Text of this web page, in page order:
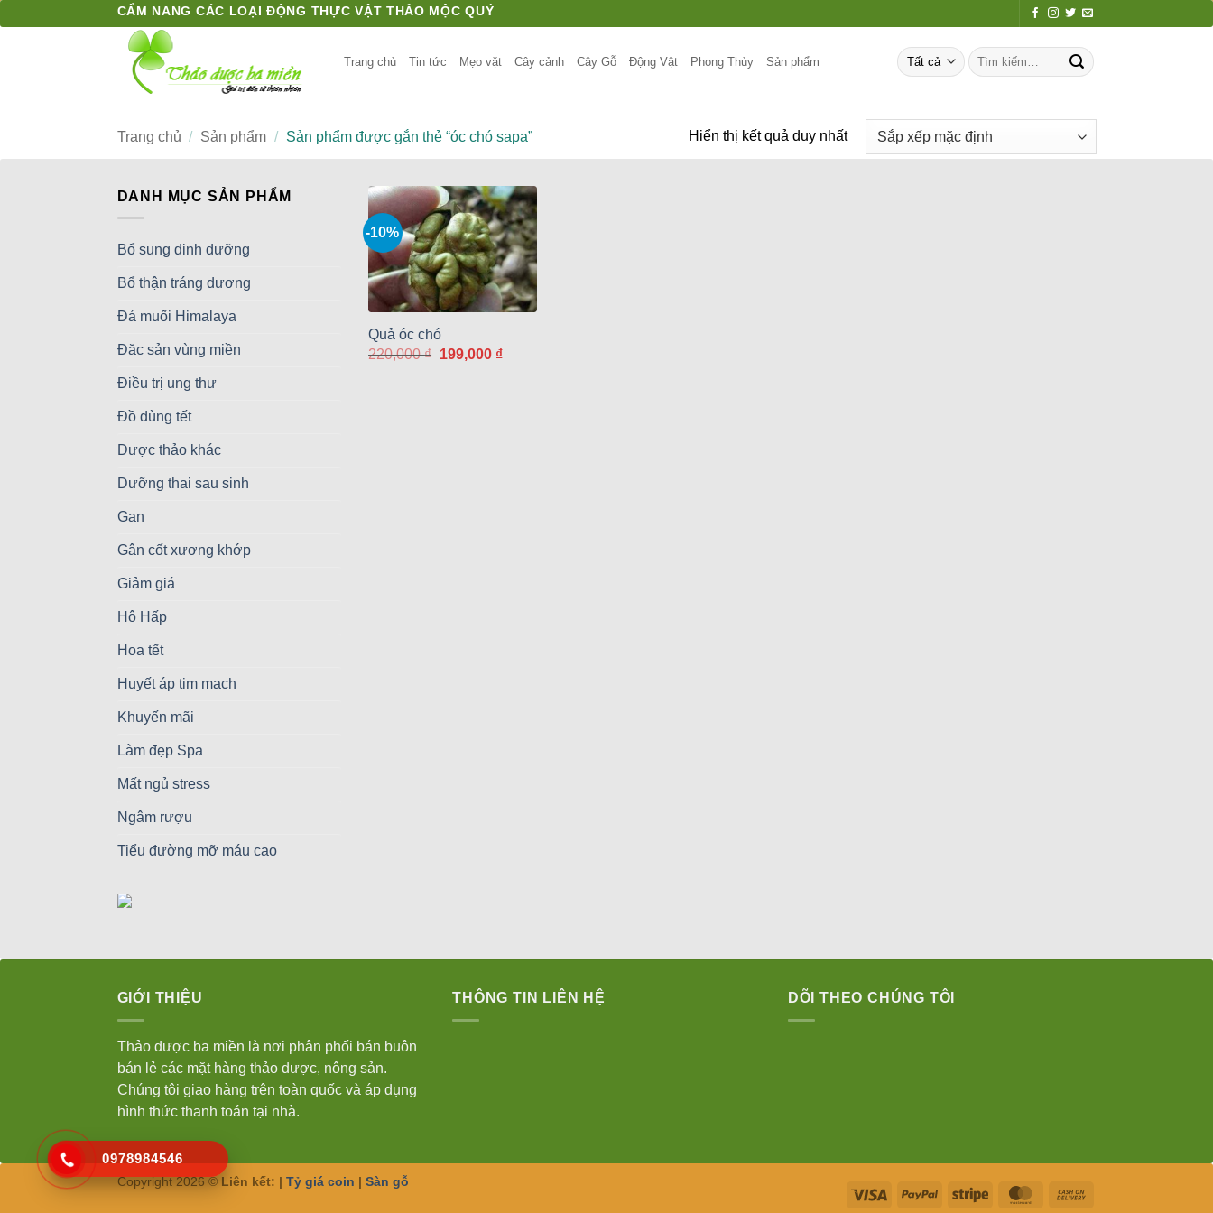
qua
CẨM NANG CÁC LOẠI ĐỘNG THỰC VẬT THẢO MỘC QUÝ
Trang chủ Tin tức Mẹo vặt Cây cảnh Cây Gỗ Động Vật Phong Thủy Sản phẩm
Tìm
kiếm:
Trang chủ / Sản phẩm / Sản phẩm được gắn thẻ “óc chó sapa” Hiển thị kết quả duy nhất
DANH MỤC SẢN PHẨM
Bổ sung dinh dưỡng
Bổ thận tráng dương
Đá muối Himalaya
Đặc sản vùng miền
Điều trị ung thư
Đồ dùng tết
Dược thảo khác
Dưỡng thai sau sinh
Gan
Gân cốt xương khớp
Giảm giá
Hô Hấp
Hoa tết
Huyết áp tim mach
Khuyến mãi
Làm đẹp Spa
Mất ngủ stress
Ngâm rượu
Tiểu đường mỡ máu cao
-10%
Quả óc chó
220,000₫ Giá
199,000 ₫Giá
GIỚI THIỆU
Thảo dược ba miền là nơi phân phối bán buôn
bán lẻ các mặt hàng thảo dược, nông sản.
Chúng tôi giao hàng trên toàn quốc và áp dụng
hình thức thanh toán tại nhà.
THÔNG TIN LIÊN HỆ DÕI THEO CHÚNG TÔI
Visa PayPal Stripe MasterCard
Copyright 2026 © Liên kết: | Tỷ giá coin | Sàn gỗ
0978984546